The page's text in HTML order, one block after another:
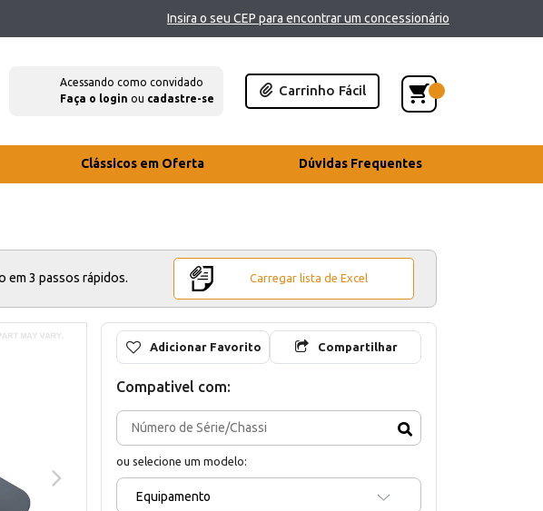
Insira o seu CEP para encontrar um concessionário
Acessando como convidado
Faça o login ou cadastre-se
Carrinho Fácil
Clássicos em Oferta Dúvidas Frequentes
em 3 passos rápidos. Carregar lista de Excel
Adicionar Favorito Compartilhar
Compativel com:
ou selecione um modelo:
Equipamento